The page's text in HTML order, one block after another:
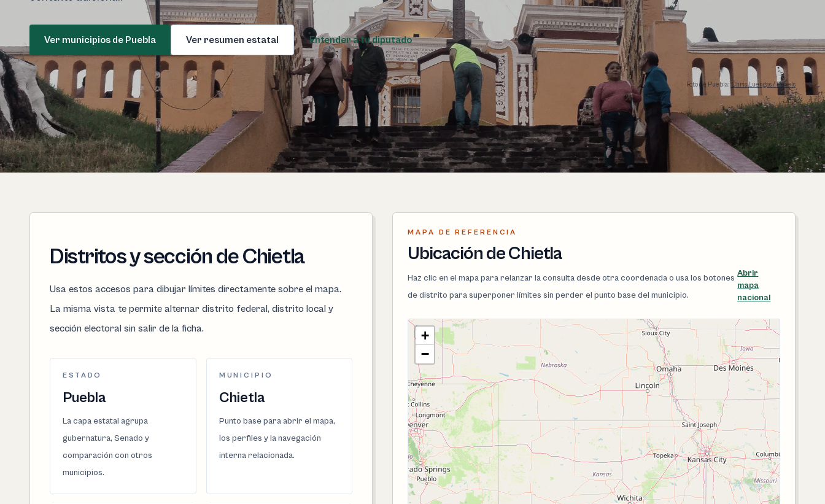
Ver municipios de Puebla Ver resumen estatal Entender a tu diputado
Foto de Puebla:Chris Luengas / Pexels
Distritos y sección de Chietla
Usa estos accesos para dibujar límites directamente sobre el mapa.
La misma vista te permite alternar distrito federal, distrito local y
sección electoral sin salir de la ficha.
ESTADO
Puebla
La capa estatal agrupa
gubernatura, Senado y
comparación con otros
municipios.
MUNICIPIO
Chietla
Punto base para abrir el mapa,
los perfiles y la navegación
interna relacionada.
MAPA DE REFERENCIA
Ubicación de Chietla
Haz clic en el mapa para relanzar la consulta desde otra coordenada o usa los botones
de distrito para superponer límites sin perder el punto base del municipio.
Abrir
mapa
nacional
+
−